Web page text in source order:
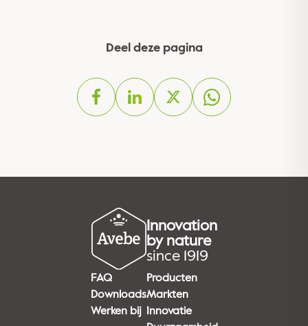
Deel deze pagina
Innovation
by nature
since 1919
FAQ
Downloads
Werken bij
Producten
Markten
Innovatie